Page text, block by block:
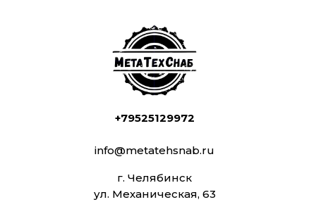
+79525129972
info@metatehsnab.ru
г. Челябинск
ул. Механическая, 63